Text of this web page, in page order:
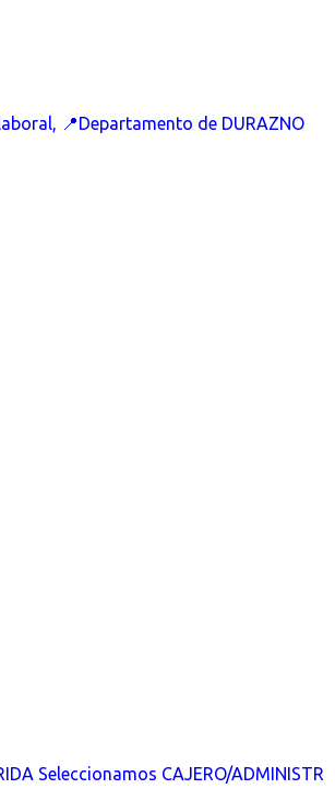
📍Departamento de DURAZNO
Seleccionamos CAJERO/ADMINISTR